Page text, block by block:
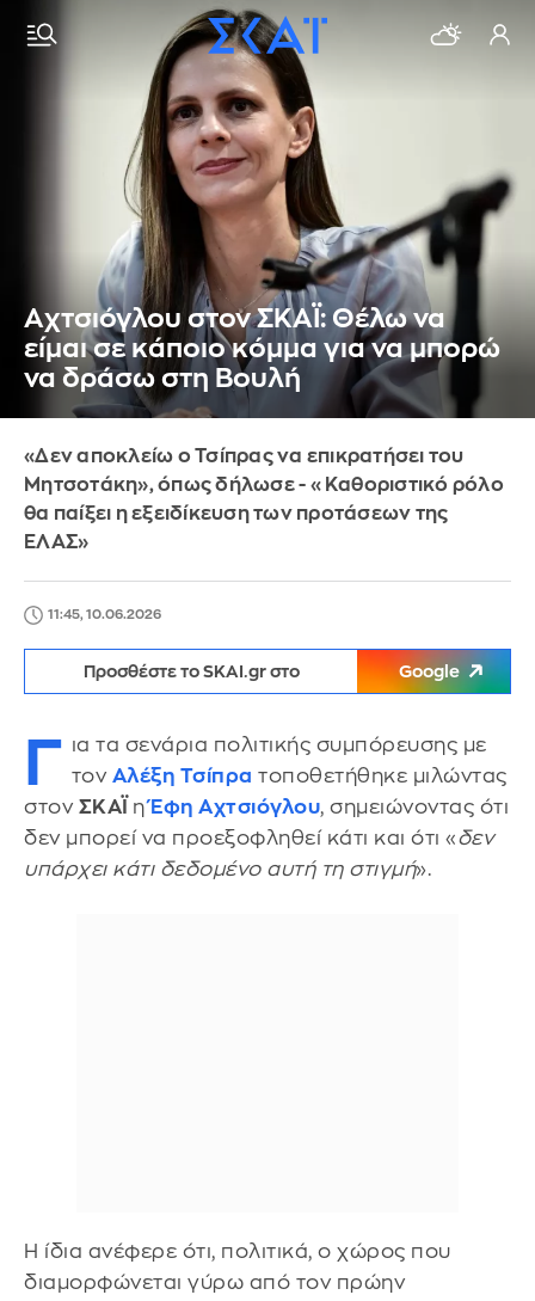
Αχτσιόγλου στον ΣΚΑΪ: Θέλω να
είμαι σε κάποιο κόμμα για να μπορώ
να δράσω στη Βουλή
«Δεν αποκλείω ο Τσίπρας να επικρατήσει του
Μητσοτάκη», όπως δήλωσε - «Καθοριστικό ρόλο
θα παίξει η εξειδίκευση των προτάσεων της
ΕΛΑΣ»
11:45, 10.06.2026
Προσθέστε το SKAI.gr στο Google
Γ ια τα σενάρια πολιτικής συμπόρευσης με
τον Αλέξη Τσίπρα τοποθετήθηκε μιλώντας
στον ΣΚΑΪ ηΈφη Αχτσιόγλου, σημειώνοντας ότι
δεν μπορεί να προεξοφληθεί κάτι και ότι «δεν
υπάρχει κάτι δεδομένο αυτή τη στιγμή».
Η ίδια ανέφερε ότι, πολιτικά, ο χώρος που
διαμορφώνεται γύρω από τον πρώην